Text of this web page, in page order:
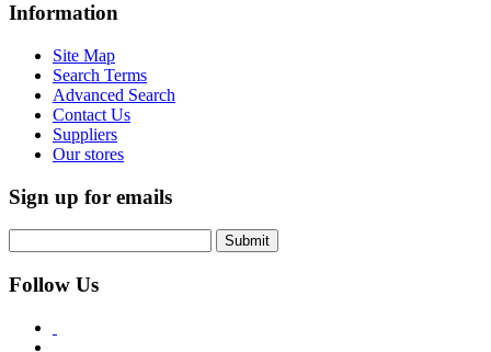
Information
Site Map
Search Terms
Advanced Search
Contact Us
Suppliers
Our stores
Sign up for emails
Submit
Follow Us